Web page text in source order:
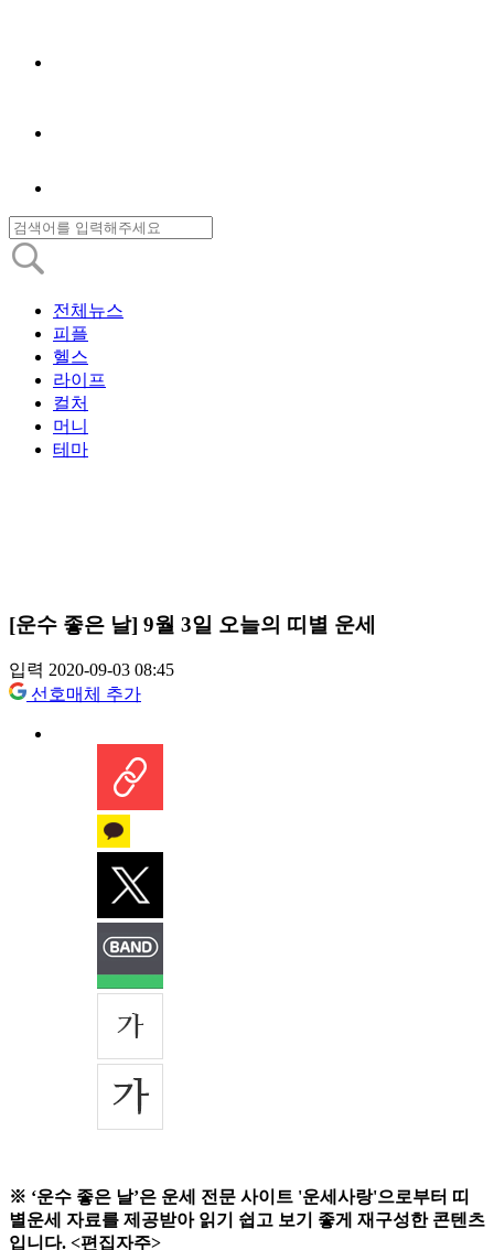
전체뉴스
피플
헬스
라이프
컬처
머니
테마
[운수 좋은 날] 9월 3일 오늘의 띠별 운세
입력 2020-09-03 08:45
선호매체 추가
※ ‘운수 좋은 날’은 운세 전문 사이트 '운세사랑'으로부터 띠
별운세 자료를 제공받아 읽기 쉽고 보기 좋게 재구성한 콘텐츠
입니다. <편집자주>